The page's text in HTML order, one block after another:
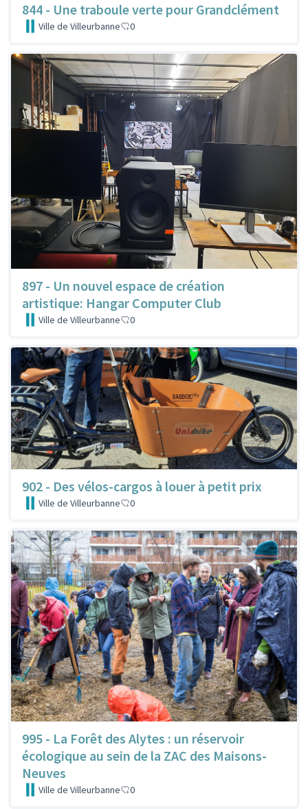
844 - Une traboule verte pour Grandclément
Ville de Villeurbanne 0
897 - Un nouvel espace de création
artistique: Hangar Computer Club
Ville de Villeurbanne 0
902 - Des vélos-cargos à louer à petit prix
Ville de Villeurbanne 0
995 - La Forêt des Alytes : un réservoir
écologique au sein de la ZAC des Maisons-
Neuves
Ville de Villeurbanne 0